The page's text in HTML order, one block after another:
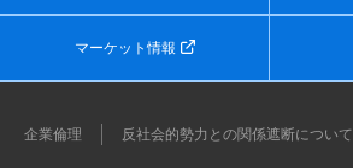
マーケット情報
企業倫理 反社会的勢力との関係遮断について